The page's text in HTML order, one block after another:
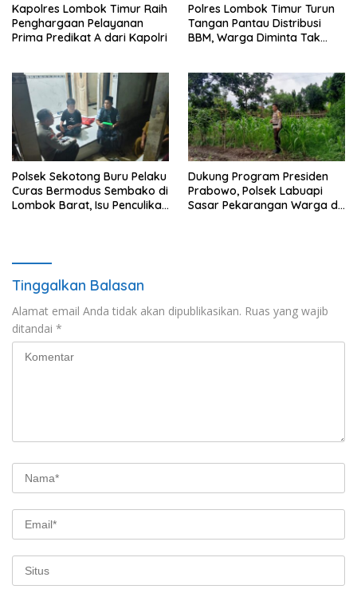
Kapolres Lombok Timur Raih
Penghargaan Pelayanan
Prima Predikat A dari Kapolri
Polres Lombok Timur Turun
Tangan Pantau Distribusi
BBM, Warga Diminta Tak
Polsek Sekotong Buru Pelaku
Curas Bermodus Sembako di
Lombok Barat, Isu Penculikan
Dukung Program Presiden
Prabowo, Polsek Labuapi
Sasar Pekarangan Warga di
Tinggalkan Balasan
Alamat email Anda tidak akan dipublikasikan. Ruas yang wajib
ditandai *